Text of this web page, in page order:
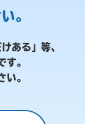
。
ある」等、
す。
い。